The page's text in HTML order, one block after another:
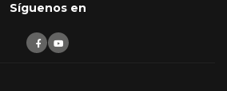
Síguenos en